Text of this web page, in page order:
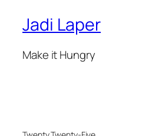
Jadi Laper
Make it Hungry